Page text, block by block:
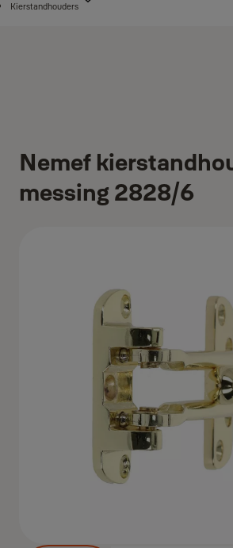
Kierstandhouders
Nemef
messing 2828/6